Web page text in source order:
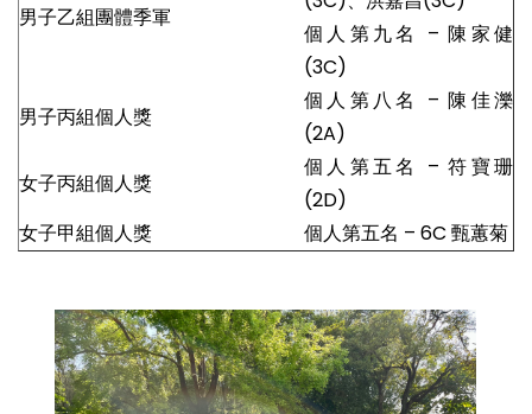
男子乙組團體季軍
個人第九名 – 陳家健
(3C)
男子丙組個人獎
個人第八名 – 陳佳濼
(2A)
女子丙組個人獎
個人第五名 – 符寶珊
(2D)
女子甲組個人獎
個人第五名 – 6C 甄蕙菊